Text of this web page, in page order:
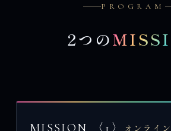
PROGRAM
2つの
MISSION 〈1〉 オンライ